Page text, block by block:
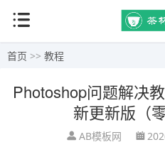
首页 >> 教程
Photoshop问题解决
新更新版（
AB模板网